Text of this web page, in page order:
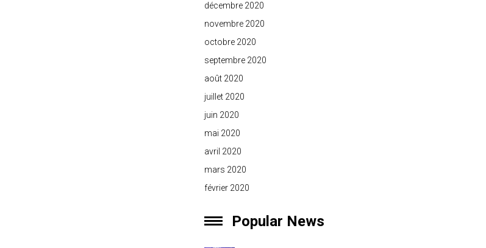
décembre 2020
novembre 2020
octobre 2020
septembre 2020
août 2020
juillet 2020
juin 2020
mai 2020
avril 2020
mars 2020
février 2020
Popular News